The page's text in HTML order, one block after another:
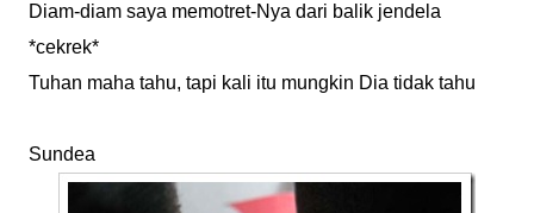
Diam-diam saya memotret-Nya dari balik jendela
*cekrek*
Tuhan maha tahu, tapi kali itu mungkin Dia tidak tahu
Sundea